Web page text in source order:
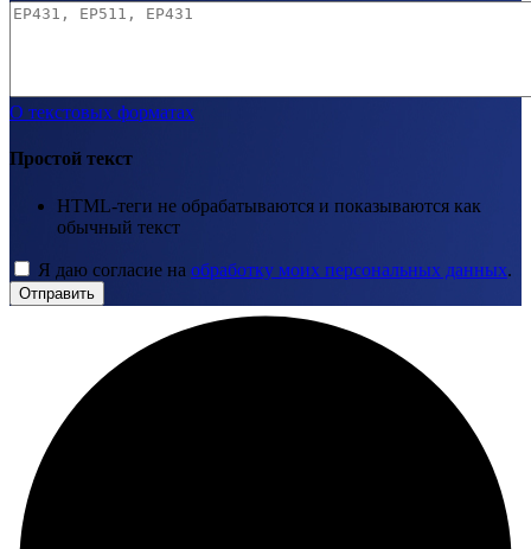
О текстовых форматах
Простой текст
HTML-теги не обрабатываются и показываются как
обычный текст
Я даю согласие на обработку моих персональных данных.
Отправить